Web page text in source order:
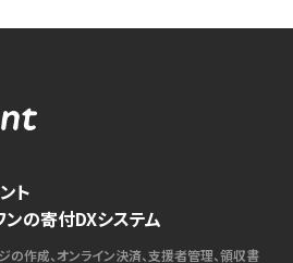
ト
の寄付DXシステム
の作成、オンライン決済、支援者管理、領収書